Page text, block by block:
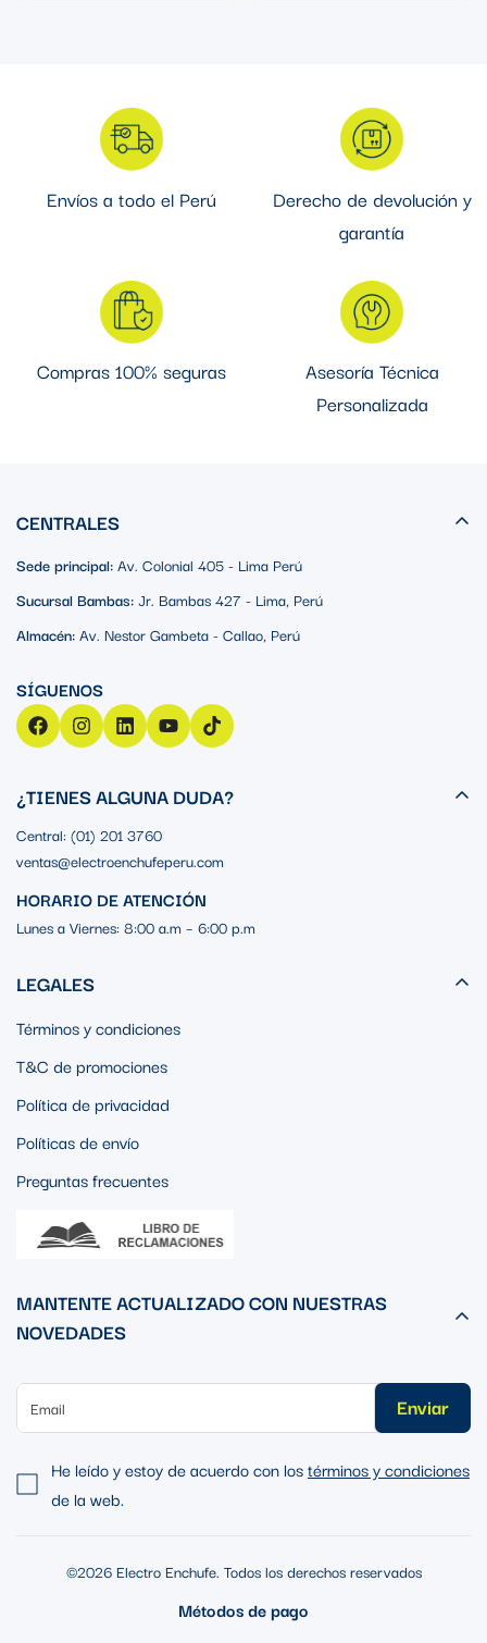
Envíos a todo el Perú
Derecho de devolución y
garantía
Compras 100% seguras
Asesoría Técnica
Personalizada
CENTRALES
Sede principal:Av. Colonial 405 - Lima Perú
Sucursal Bambas:Jr. Bambas 427 - Lima, Perú
Almacén:Av. Nestor Gambeta - Callao, Perú
¿TIENES ALGUNA DUDA?
Central: (01) 201 3760
ventas@electroenchufeperu.com
HORARIO DE ATENCIÓN
Lunes a Viernes: 8:00 a.m – 6:00 p.m
LEGALES
Términos y condiciones
T&C de promociones
Política de privacidad
Políticas de envío
Preguntas frecuentes
MANTENTE ACTUALIZADO CON NUESTRAS
NOVEDADES
Enviar
He leído y estoy de acuerdo con lostérminos y condiciones
de la web.
©2026 Electro Enchufe. Todos los derechos reservados
Métodos de pago